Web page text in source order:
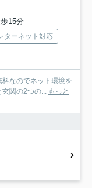
15分
ターネット対応
なのでネット環境を
関の2つの... もっと